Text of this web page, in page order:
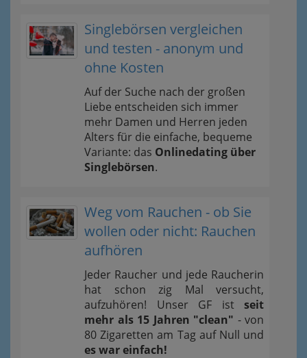
Singlebörsen vergleichen
und testen - anonym und
ohne Kosten
Auf der Suche nach der großen
Liebe entscheiden sich immer
mehr Damen und Herren jeden
Alters für die einfache, bequeme
Variante: das Onlinedating über
Singlebörsen.
Weg vom Rauchen - ob Sie
wollen oder nicht: Rauchen
aufhören
Jeder Raucher und jede Raucherin
hat schon zig Mal versucht,
aufzuhören! Unser GF ist seit
mehr als 15 Jahren "clean" - von
80 Zigaretten am Tag auf Null und
es war einfach!